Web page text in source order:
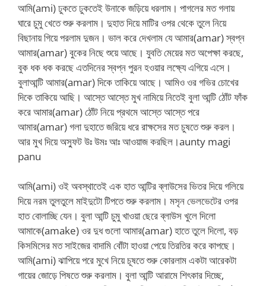
আমি(ami) ঢুকতে ঢুকতেই উনাকে জড়িয়ে ধরলাম। পাগলের মত গলায়
ঘারে চুমু খেতে শুরু করলাম। দুহাত দিয়ে মাটির ওপর থেকে তুলে নিয়ে
বিছানায় গিয়ে পরলাম দুজন। ভাল করে দেখলাম যে আমার(amar) স্বপ্ন
আমার(amar) বুকের নিছে শুয়ে আছে। যুবতি মেয়ের মত অপেক্ষা করছে,
বুক ধক ধক করছে এতদিনের স্বপ্ন পুরন হওয়ার লক্ষ্যে এগিয়ে এসে।
বুলাআন্টি আমার(amar) দিকে তাকিয়ে আছে। আমিও ওর গভির চোখের
দিকে তাকিয়ে আছি। আস্তে আস্তে মুখ নামিয়ে নিতেই বুলা আন্টি ঠোঁট ফাঁক
করে আমার(amar) ঠোঁট নিয়ে প্রথমে আস্তে আস্তে পরে
আমার(amar) গলা দুহাতে জরিয়ে ধরে রাক্ষসের মত চুষতে শুরু করল।
আর মুখ দিয়ে অস্ফুট উঃ উমঃ আঃ আওয়াজ করছিল।aunty magi
panu
আমি(ami) ওই অবস্থাতেই এক হাত আন্টির ব্লাউসের ভিতর দিয়ে গলিয়ে
দিয়ে নরম তুলতুলে মাইদুটো টিপতে শুরু করলাম। মসৃন ভেলভেটের ওপর
হাত বোলাচ্ছি যেন। বুলা আন্টি চুমু খাওয়া ছেরে ব্লাউস খুলে দিলো
আমাকে(amake) ওর দুধ গুলো আমার(amar) হাতে তুলে দিলো, বড়
কিসমিসের মত সাইজের বাদামি বোঁটা হাওয়া পেয়ে তিরতির করে কাপছে।
আমি(ami) ঝাপিয়ে পরে মুখে নিয়ে চূষতে শুরু কোরলাম একটা আরেকটা
গায়ের জোড়ে পিষতে শুরু করলাম। বুলা আন্টি আরামে শিৎকার দিচ্ছে,